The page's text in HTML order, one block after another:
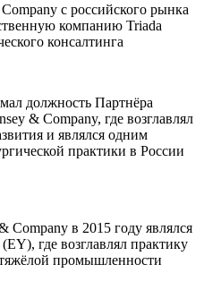
с российского рынка
компанию Triada
консалтинга
должность Партнёра
& Company, где возглавлял
и являлся одним
практики в России
Company в 2015 году являлся
где возглавлял практику
промышленности